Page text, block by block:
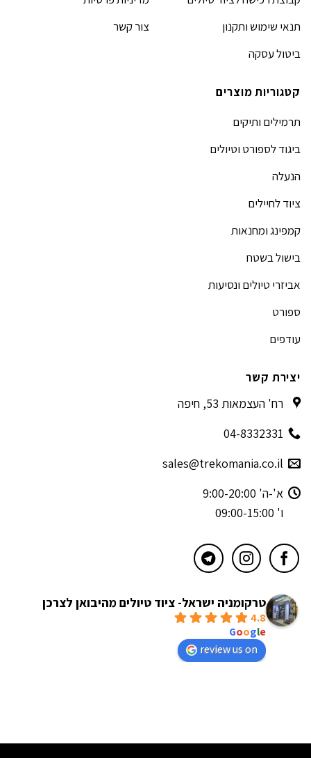
תנאי שימוש ותקנון
ביטול עסקה
צור קשר
קטגוריות מוצרים
תרמילים ותיקים
ביגוד לספורט וטיולים
הנעלה
ציוד לחיילים
קמפינג ומחנאות
בישול בשטח
אביזרי טיולים ונסיעות
ספורט
עודפים
יצירת קשר
רח' העצמאות 53, חיפה
04-8332331
sales@trekomania.co.il
א'-ה' 9:00-20:00
ו' 09:00-15:00
טרקומניה ישראל- ציוד טיולים מהיבואן לצרכן
4.8
Google
review us on